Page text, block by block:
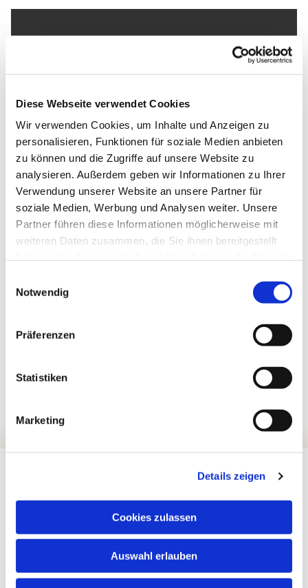
Diese Webseite verwendet Cookies
Wir verwenden Cookies, um Inhalte und Anzeigen zu
personalisieren, Funktionen für soziale Medien anbieten
zu können und die Zugriffe auf unsere Website zu
analysieren. Außerdem geben wir Informationen zu Ihrer
Verwendung unserer Website an unsere Partner für
soziale Medien, Werbung und Analysen weiter. Unsere
Partner führen diese Informationen möglicherweise mit
weiteren Daten zusammen, die Sie ihnen bereitgestellt
Notwendig
Präferenzen
Statistiken
Marketing
Details zeigen
Cookies zulassen
Auswahl erlauben
Dies könnte Sie auch
interessieren